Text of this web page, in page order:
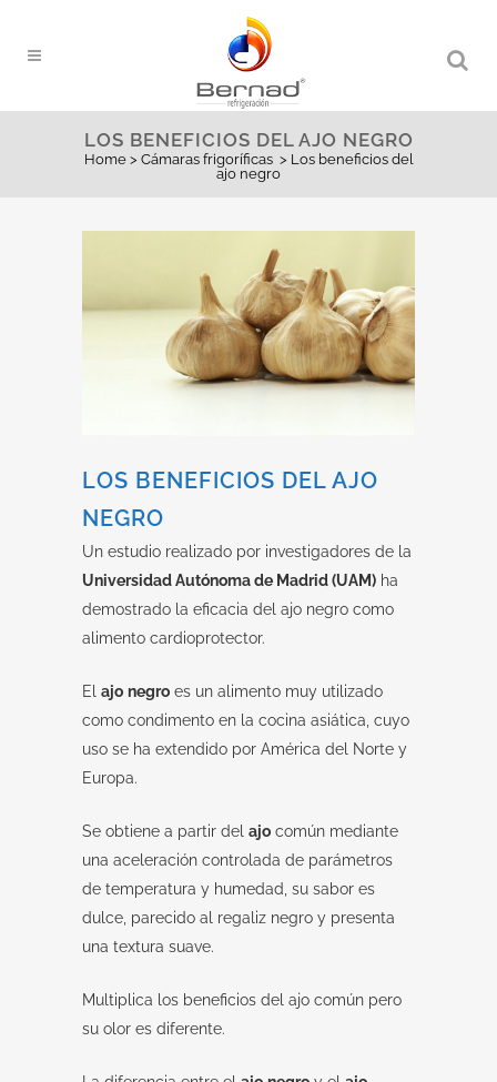
LOS BENEFICIOS DEL AJO NEGRO
Home> Cámaras frigoríficas > Los beneficios del
ajo negro
LOS BENEFICIOS DEL AJO
NEGRO
Un estudio realizado por investigadores de la
Universidad Autónoma de Madrid (UAM) ha
demostrado la eficacia del ajo negro como
alimento cardioprotector.
El ajo negro es un alimento muy utilizado
como condimento en la cocina asiática, cuyo
uso se ha extendido por América del Norte y
Europa.
Se obtiene a partir del ajo común mediante
una aceleración controlada de parámetros
de temperatura y humedad, su sabor es
dulce, parecido al regaliz negro y presenta
una textura suave.
Multiplica los beneficios del ajo común pero
su olor es diferente.